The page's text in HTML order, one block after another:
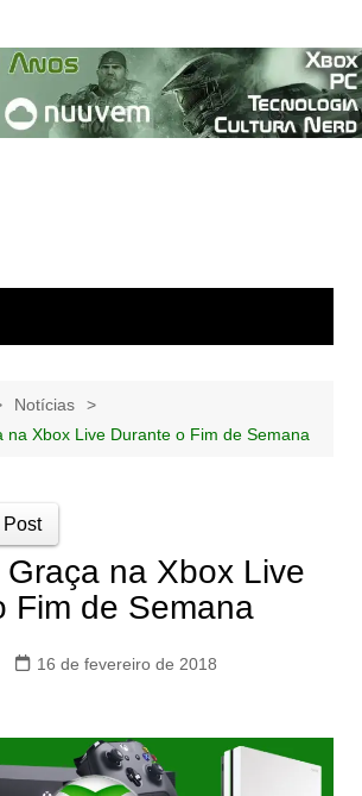
Notícias
na Xbox Live Durante o Fim de Semana
Post
na Xbox Live
Fim de Semana
16 de fevereiro de 2018